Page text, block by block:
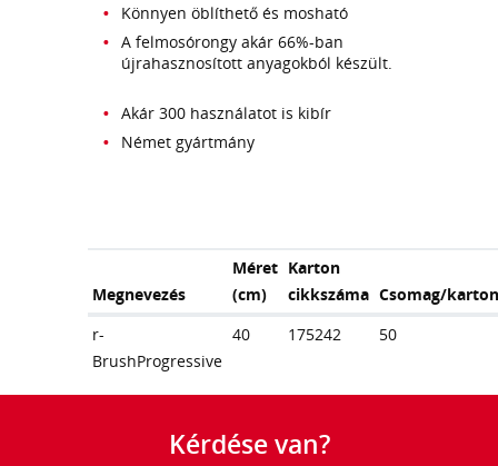
Könnyen öblíthető és mosható
A felmosórongy akár 66%-ban
újrahasznosított anyagokból készült.
Akár 300 használatot is kibír
Német gyártmány
Megnevezés
Méret
(cm)
Karton
cikkszáma Csomag/
r-
BrushProgressive
40 175242 50
Kérdése van?